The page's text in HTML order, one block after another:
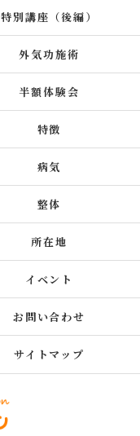
特別講座（後編）
外気功施術
半額体験会
特徴
病気
整体
所在地
イベント
お問い合わせ
サイトマップ